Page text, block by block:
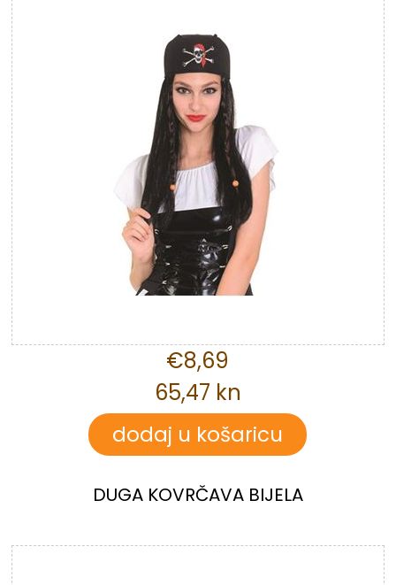
€8,69
65,47 kn
DUGA KOVRČAVA BIJELA